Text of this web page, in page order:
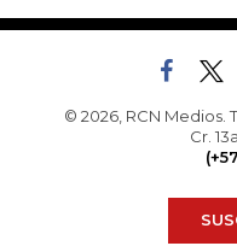
© 2026, RCN Medios.
Cr.